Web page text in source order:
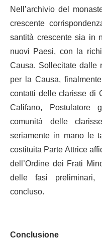
Nell’archivio del
crescente
santità crescente sia in
nuovi Paesi, con la
Causa. Sollecitate
per la Causa,
contatti delle clarisse di
Califano,
comunità delle
seriamente in mano le
costituita Parte Attrice
dell’Ordine dei Frati
delle fasi
concluso.
Conclusione